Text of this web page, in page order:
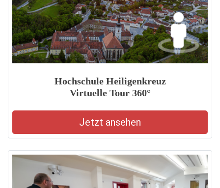
Hochschule Heiligenkreuz
Virtuelle Tour 360°
Jetzt ansehen